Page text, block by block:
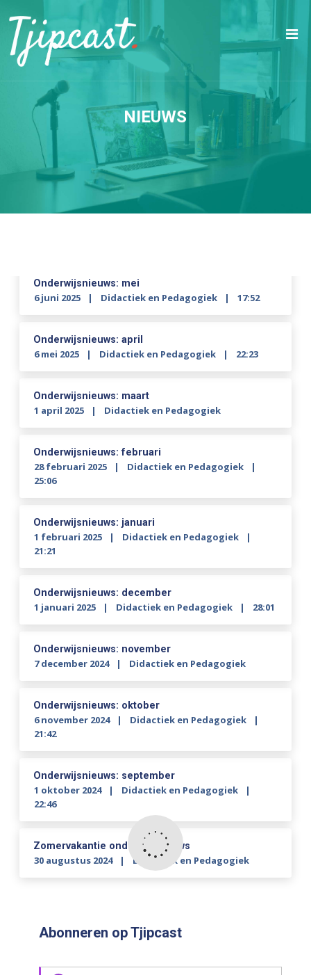
NIEUWS
Onderwijsnieuws: mei
6 juni 2025 Didactiek en Pedagogiek 17:52
Onderwijsnieuws: april
6 mei 2025 Didactiek en Pedagogiek 22:23
Onderwijsnieuws: maart
1 april 2025 Didactiek en Pedagogiek
Onderwijsnieuws: februari
28 februari 2025
Didactiek en Pedagogiek
25:06
Onderwijsnieuws: januari
1 februari 2025
Didactiek en Pedagogiek
21:21
Onderwijsnieuws: december
1 januari 2025 Didactiek en Pedagogiek 28:01
Onderwijsnieuws: november
7 december 2024 Didactiek en Pedagogiek
Onderwijsnieuws: oktober
6 november 2024
Didactiek en Pedagogiek
21:42
Onderwijsnieuws: september
1 oktober 2024
Didactiek en Pedagogiek
22:46
Zomervakantie onderwijsnieuws
30 augustus 2024 Didactiek en Pedagogiek
Abonneren op Tjipcast